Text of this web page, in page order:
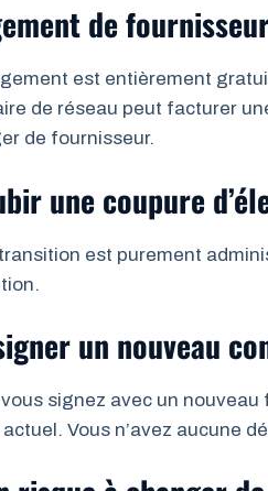
de
est entièrement
de réseau peut facturer
de fournisseur.
une coupure
est purement
un nouveau
signez avec un
Vous n’avez aucune